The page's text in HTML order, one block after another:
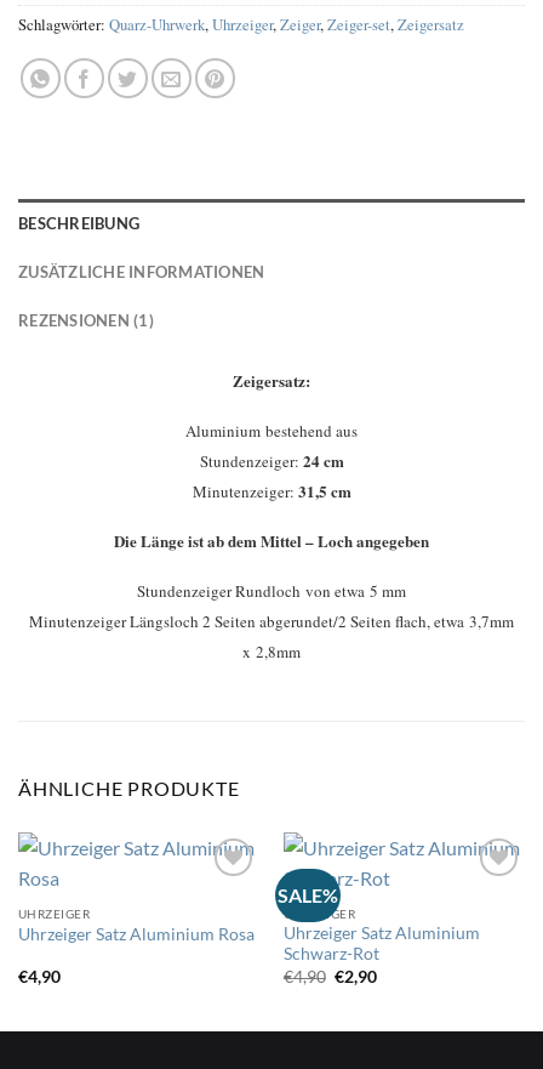
Schlagwörter: Quarz-Uhrwerk,Uhrzeiger,Zeiger,Zeiger-set,Zeigersatz
BESCHREIBUNG
ZUSÄTZLICHE INFORMATIONEN
REZENSIONEN (1)
Zeigersatz:
Aluminium bestehend aus
Stundenzeiger: 24 cm
Minutenzeiger: 31,5 cm
Die Länge ist ab dem Mittel – Loch angegeben
Stundenzeiger Rundloch von etwa 5 mm
Minutenzeiger Längsloch 2 Seiten abgerundet/2 Seiten flach, etwa 3,7mm
x 2,8mm
ÄHNLICHE PRODUKTE
die
UHRZEIGER
Uhrzeiger Satz Aluminium Rosa
€4,90
SALE%
die
UHRZEIGER
Uhrzeiger Satz Aluminium
Schwarz-Rot
€4,90 Ursprünglicher
Preis
€2,90Aktueller